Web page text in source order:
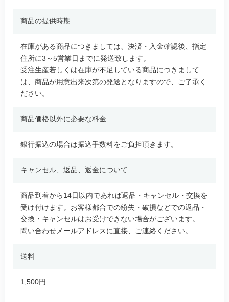
商品の提供時期
在庫がある商品につきましては、決済・入金確認後、指定
住所に3～5営業日までに発送致します。
受注生産若しくは在庫が不足している商品につきまして
は、商品が用意出来次第の発送となりますので、ご了承く
ださい。
商品価格以外に必要な料金
銀行振込の場合は振込手数料をご負担頂きます。
キャンセル、返品、返金について
商品到着から14日以内であれば返品・キャンセル・交換を
受け付けます。お客様都合での紛失・破損などでの返品・
交換・キャンセルはお受けできない場合がございます。
問い合わせメールアドレスに直接、ご連絡ください。
送料
1,500円